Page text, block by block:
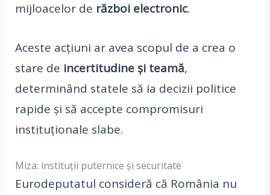
mijloacelor de război electronic.
Aceste acțiuni ar avea scopul de a crea o
stare de incertitudine și teamă,
determinând statele să ia decizii politice
rapide și să accepte compromisuri
instituționale slabe.
Miza: instituții puternice și securitate
Eurodeputatul consideră că România nu